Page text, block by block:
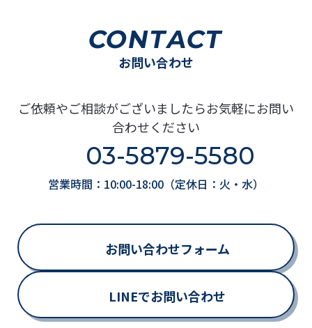
CONTACT
お問い合わせ
ご依頼やご相談がございましたらお気軽にお問い
合わせください
03-5879-5580
営業時間：10:00-18:00（定休日：火・水）
お問い合わせフォーム
LINEでお問い合わせ